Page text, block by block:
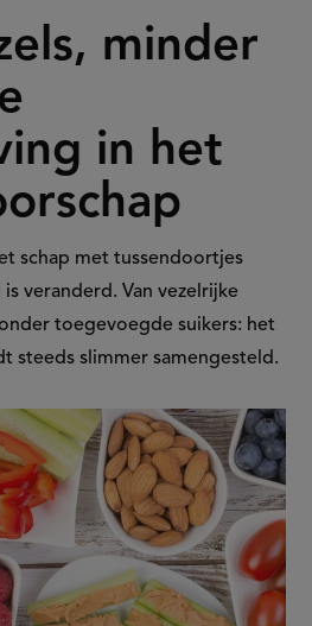
minder
in het
schap met tussendoortjes
veranderd. Van vezelrijke
toegevoegde suikers: het
steeds slimmer samengesteld.